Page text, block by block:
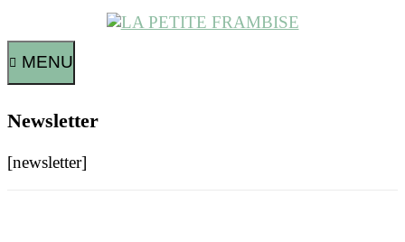
MENU
Newsletter
[newsletter]